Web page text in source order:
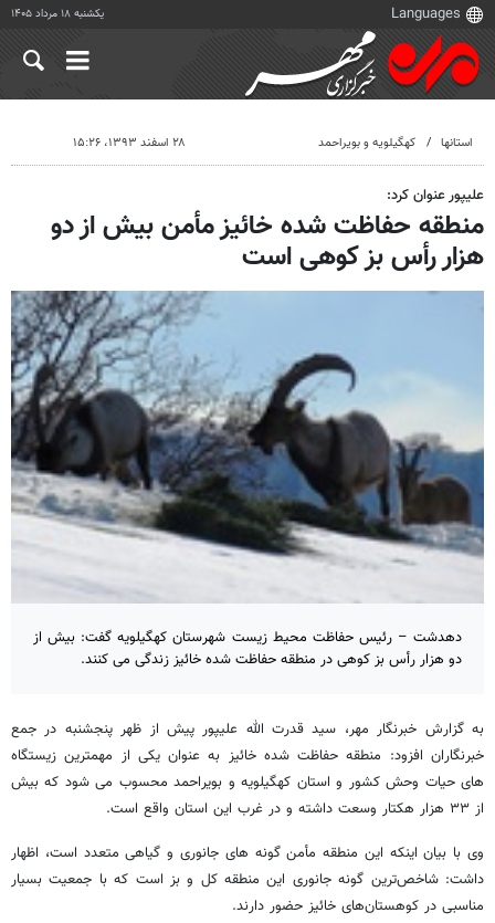
یکشنبه ۱۸ مرداد ۱۴۰۵
استانها کهگیلویه و بویراحمد ۲۸ اسفند ۱۳۹۳، ۱۵:۲۶
علیپور عنوان کرد:
منطقه حفاظت شده خائیز مأمن بیش از دو
هزار رأس بز کوهی است
دهدشت – رئیس حفاظت محیط زیست شهرستان کهگیلویه گفت: بیش از
دو هزار رأس بز کوهی در منطقه حفاظت شده خائیز زندگی می کنند.
به گزارش خبرنگار مهر، سید قدرت الله علیپور پیش از ظهر پنجشنبه در جمع
خبرنگاران افزود: منطقه حفاظت شده خائیز به عنوان یکی از مهمترین زیستگاه
های حیات وحش کشور و استان کهگیلویه و بویراحمد محسوب می شود که بیش
از ۳۳ هزار هکتار وسعت داشته و در غرب این استان واقع است.
وی با بیان اینکه این منطقه مأمن گونه های جانوری و گیاهی متعدد است، اظهار
داشت: شاخص‌ترین گونه جانوری این منطقه کل و بز است که با جمعیت بسیار
مناسبی در کوهستان‌های خائیز حضور دارند.